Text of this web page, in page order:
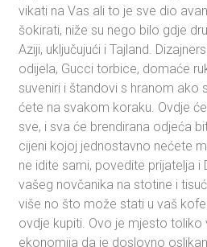
vikati na Vas ali to je sve dio
šokirati, niže su nego bilo gdje
Aziji, uključujući i Tajland.
odijela, Gucci torbice, domaće
suveniri i štandovi s hranom ako
ćete na svakom koraku. Ovdje
sve, i sva će brendirana odjeća
cijeni kojoj jednostavno nećete
ne idite sami, povedite prijatelja i
vašeg novčanika na stotine i
više no što može stati u vaš
ovdje kupiti. Ovo je mjesto toliko
ekonomija da je doslovno